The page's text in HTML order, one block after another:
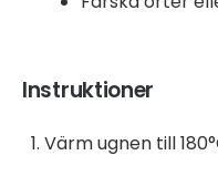
Instruktioner
Värm ugnen till